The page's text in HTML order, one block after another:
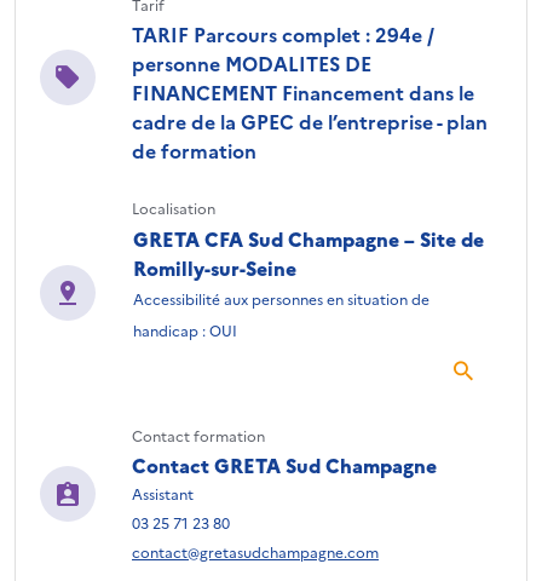
Tarif
TARIF Parcours complet : 294e /
personne MODALITES DE
FINANCEMENT Financement dans le
cadre de la GPEC de l’entreprise - plan
de formation
Localisation
GRETA CFA Sud Champagne – Site de
Romilly-sur-Seine
Accessibilité aux personnes en situation de
handicap : OUI
Contact formation
Contact GRETA Sud Champagne
Assistant
03 25 71 23 80
contact@gretasudchampagne.com